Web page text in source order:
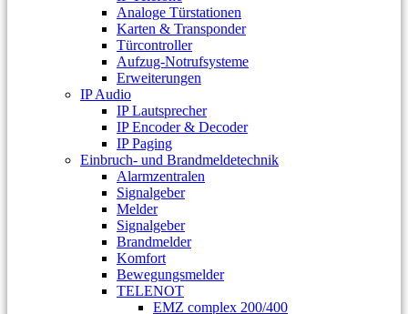
Analoge Türstationen
Karten & Transponder
Türcontroller
Aufzug-Notrufsysteme
Erweiterungen
IP Audio
IP Lautsprecher
IP Encoder & Decoder
IP Paging
Einbruch- und Brandmeldetechnik
Alarmzentralen
Signalgeber
Melder
Signalgeber
Brandmelder
Komfort
Bewegungsmelder
TELENOT
EMZ complex 200/400